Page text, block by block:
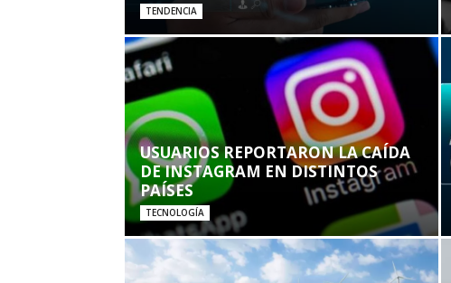
TENDENCIA
USUARIOS REPORTARON LA CAÍDA
DE INSTAGRAM EN DISTINTOS
PAÍSES
TECNOLOGÍA